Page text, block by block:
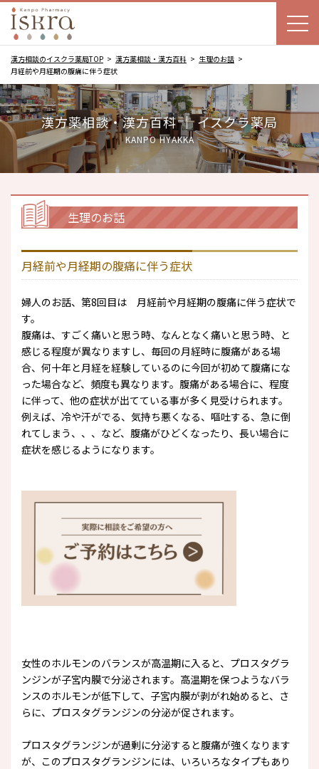
漢方相談のイスクラ薬局TOP 漢方薬相談・漢方百科
生理のお話
月経前や月経期の腹痛に伴う症状
漢方薬相談・漢方百科 ｜ イスクラ薬局
KANPO HYAKKA
生理のお話
月経前や月経期の腹痛に伴う症状
婦人のお話、第8回目は 月経前や月経期の腹痛に伴う症状で
す。
腹痛は、すごく痛いと思う時、なんとなく痛いと思う時、と
感じる程度が異なりますし、毎回の月経時に腹痛がある場
合、何十年と月経を経験しているのに今回が初めて腹痛にな
った場合など、頻度も異なります。腹痛がある場合に、程度
に伴って、他の症状が出てている事が多く見受けられます。
例えば、冷や汗がでる、気持ち悪くなる、嘔吐する、急に倒
れてしまう、、、など、腹痛がひどくなったり、長い場合に
症状を感じるようになります。
女性のホルモンのバランスが高温期に入ると、プロスタグラ
ンジンが子宮内膜で分泌されます。高温期を保つようなバラ
ンスのホルモンが低下して、子宮内膜が剥がれ始めると、さ
らに、プロスタグランジンの分泌が促されます。
プロスタグランジンが過剰に分泌すると腹痛が強くなります
が、このプロスタグランジンには、いろいろなタイプもあり